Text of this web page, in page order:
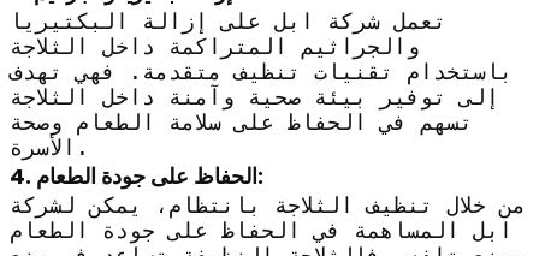
تعمل شركة ابل على إزالة البكتيريا
والجراثيم المتراكمة داخل الثلاجة
باستخدام تقنيات تنظيف متقدمة. فهي تهدف
إلى توفير بيئة صحية وآمنة داخل الثلاجة
تسهم في الحفاظ على سلامة الطعام وصحة
الأسرة.
4. الحفاظ على جودة الطعام:
من خلال تنظيف الثلاجة بانتظام، يمكن لشركة
ابل المساهمة في الحفاظ على جودة الطعام